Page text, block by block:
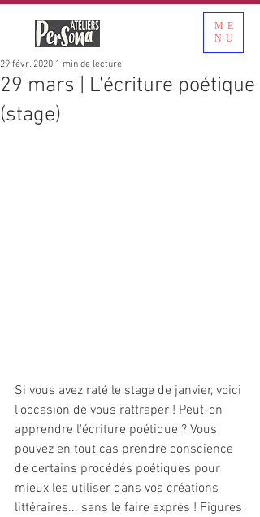
ME
NU
29 mars | L'écriture poétique
(stage)
29 févr. 2020 1 min de lecture
Si vous avez raté le stage de janvier, voici
l'occasion de vous rattraper ! Peut-on
apprendre l'écriture poétique ? Vous
pouvez en tout cas prendre conscience
de certains procédés poétiques pour
mieux les utiliser dans vos créations
littéraires... sans le faire exprès ! Figures